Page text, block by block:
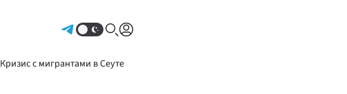
Кризис с мигрантами в Сеуте